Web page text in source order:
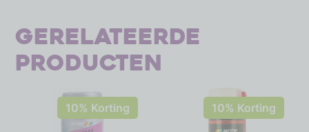
Gerelateerde
producten
10% Korting 10% Korting